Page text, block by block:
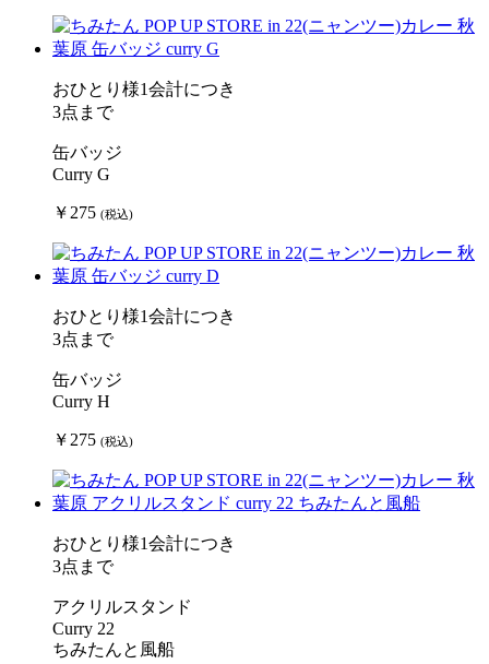
おひとり様1会計につき
3点まで
缶バッジ
Curry G
￥275 (税込)
おひとり様1会計につき
3点まで
缶バッジ
Curry H
￥275 (税込)
おひとり様1会計につき
3点まで
アクリルスタンド
Curry 22
ちみたんと風船